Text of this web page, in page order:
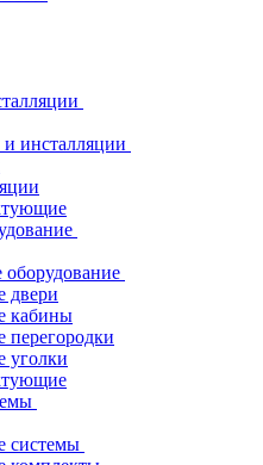
инсталляции
двери
кабины
перегородки
уголки
системы